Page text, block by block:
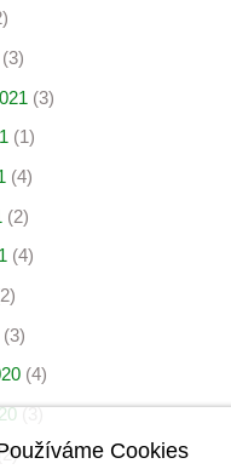
(3)
(3)
(1)
(4)
(2)
(4)
(3)
(4)
Cookies